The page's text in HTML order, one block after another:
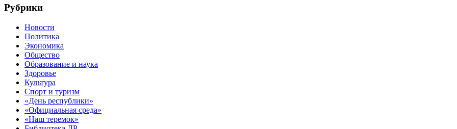
Рубрики
Новости
Политика
Экономика
Общество
Образование и наука
Здоровье
Культура
Спорт и туризм
«День республики»
«Официальная среда»
«Наш теремок»